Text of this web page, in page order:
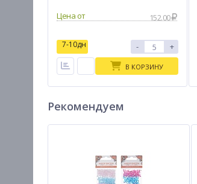
Цена от 152.00
7-10дн - +
В КОРЗИНУ
Рекомендуем